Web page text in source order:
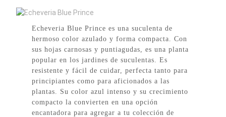
Echeveria Blue Prince es una suculenta de
hermoso color azulado y forma compacta. Con
sus hojas carnosas y puntiagudas, es una planta
popular en los jardines de suculentas. Es
resistente y fácil de cuidar, perfecta tanto para
principiantes como para aficionados a las
plantas. Su color azul intenso y su crecimiento
compacto la convierten en una opción
encantadora para agregar a tu colección de